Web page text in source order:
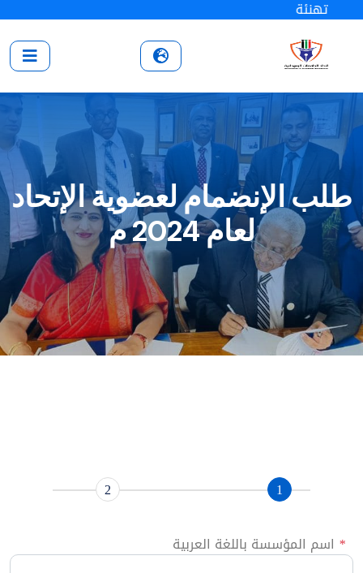
تهنئة
طلب الإنضمام لعضوية الإتحاد
لعام 2024 م
1
2
* اسم المؤسسة باللغة العربية